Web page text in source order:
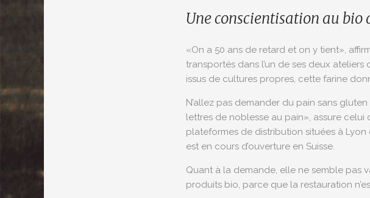
Une conscientisation au
«On a 50 ans de retard et on y tient»,
transportés dans l’un de ses deux
issus de cultures propres, cette farine
N’allez pas demander du pain sans
lettres de noblesse au pain», assure
plateformes de distribution situées à
est en cours d’ouverture en Suisse.
Quant à la demande, elle ne semble pas
produits bio, parce que la restauration